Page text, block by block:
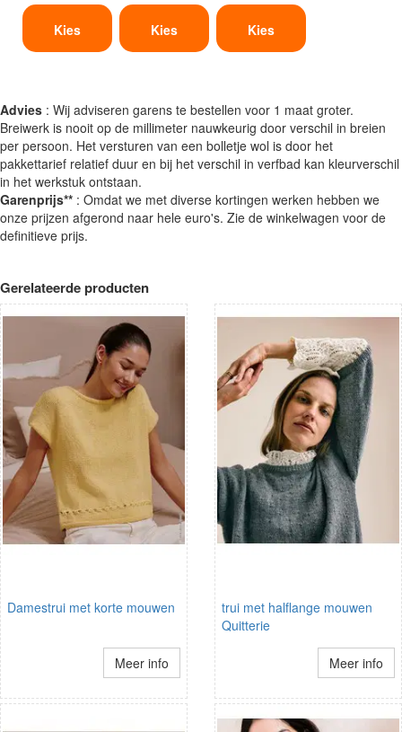
Kies Kies Kies
Advies : Wij adviseren garens te bestellen voor 1 maat groter.
Breiwerk is nooit op de millimeter nauwkeurig door verschil in breien
per persoon. Het versturen van een bolletje wol is door het
pakkettarief relatief duur en bij het verschil in verfbad kan kleurverschil
in het werkstuk ontstaan.
Garenprijs** : Omdat we met diverse kortingen werken hebben we
onze prijzen afgerond naar hele euro's. Zie de winkelwagen voor de
definitieve prijs.
Gerelateerde producten
Damestrui met korte mouwen
Meer info
trui met halflange mouwen
Quitterie
Meer info